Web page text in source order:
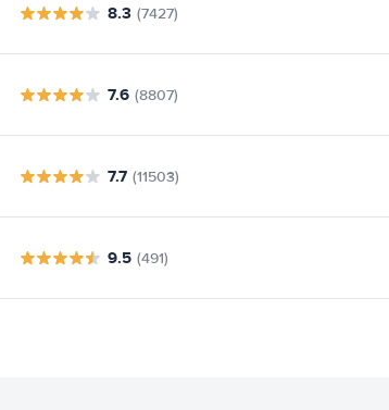
8.3 (7427)
7.6 (8807)
7.7 (11503)
9.5 (491)